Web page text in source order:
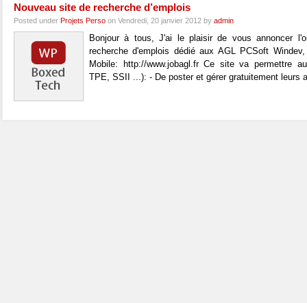
Nouveau site de recherche d’emplois
Posted under Projets Perso on Vendredi, 20 janvier 2012 by admin
Bonjour à tous, J'ai le plaisir de vous annoncer
recherche d'emplois dédié aux AGL PCSoft
Mobile: http://www.jobagl.fr Ce site va permettre
TPE, SSII ...): - De poster et gérer gratuitement leurs